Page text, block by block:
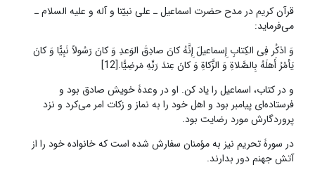
قرآن کریم در مدح حضرت اسماعیل ـ علی نبیّنا و آله و علیه السلام ـ
می‌فرماید:
وَ اذکُر فِی الکِتابِ إِسماعیلَ إِنَّهُ کانَ صادِقَ الوَعدِ وَ کانَ رَسُولاً نَبِیًّا وَ کانَ
یَأمُرُ أَهلَهُ بِالصَّلاةِ وَ الزَّکاةِ وَ کانَ عِندَ رَبِّهِ مَرضِیًّا.[12]
و در کتاب، اسماعیل را یاد کن. او در وعدۀ خویش صادق بود و
فرستاده‌ای پیامبر بود و اهل خود را به نماز و زکات امر می‌کرد و نزد
پروردگارش مورد رضایت بود.
در سورۀ تحریم نیز به مؤمنان سفارش شده است که خانواده خود را از
آتش جهنم دور بدارند.